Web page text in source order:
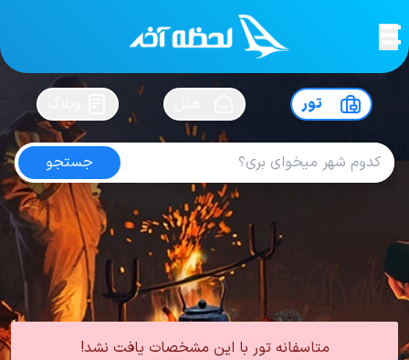
لحظه آخرسفرت رو بساز !
تور
جستجو
تور روسیه از اصفهان
4.6 از5| از102 کاربر
لحظه آخر تور روسیه تور روسیه از اصفهان
متاسفانه تور با این مشخصات یافت نشد!